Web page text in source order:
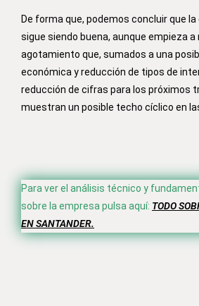
De forma que, podemos concluir que
sigue siendo buena, aunque empieza
agotamiento que, sumados a una
económica y reducción de tipos de
reducción de cifras para los próximos
muestran un posible techo cíclico en
Para ver el análisis técnico y
sobre la empresa pulsa aquí: TODO
EN SANTANDER.